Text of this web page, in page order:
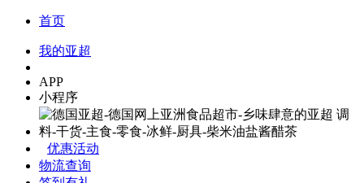
首页
我的亚超
APP
小程序
优惠活动
物流查询